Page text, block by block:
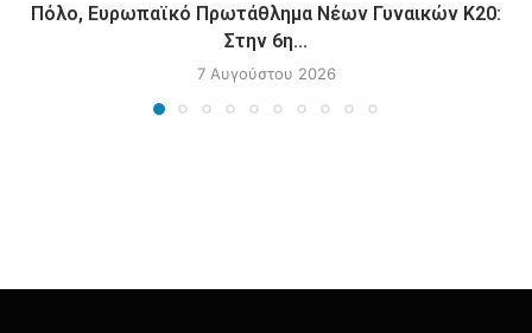
Πόλο, Ευρωπαϊκό Πρωτάθλημα Νέων Γυναικών Κ20:
Στην 6η...
7 Αυγούστου 2026